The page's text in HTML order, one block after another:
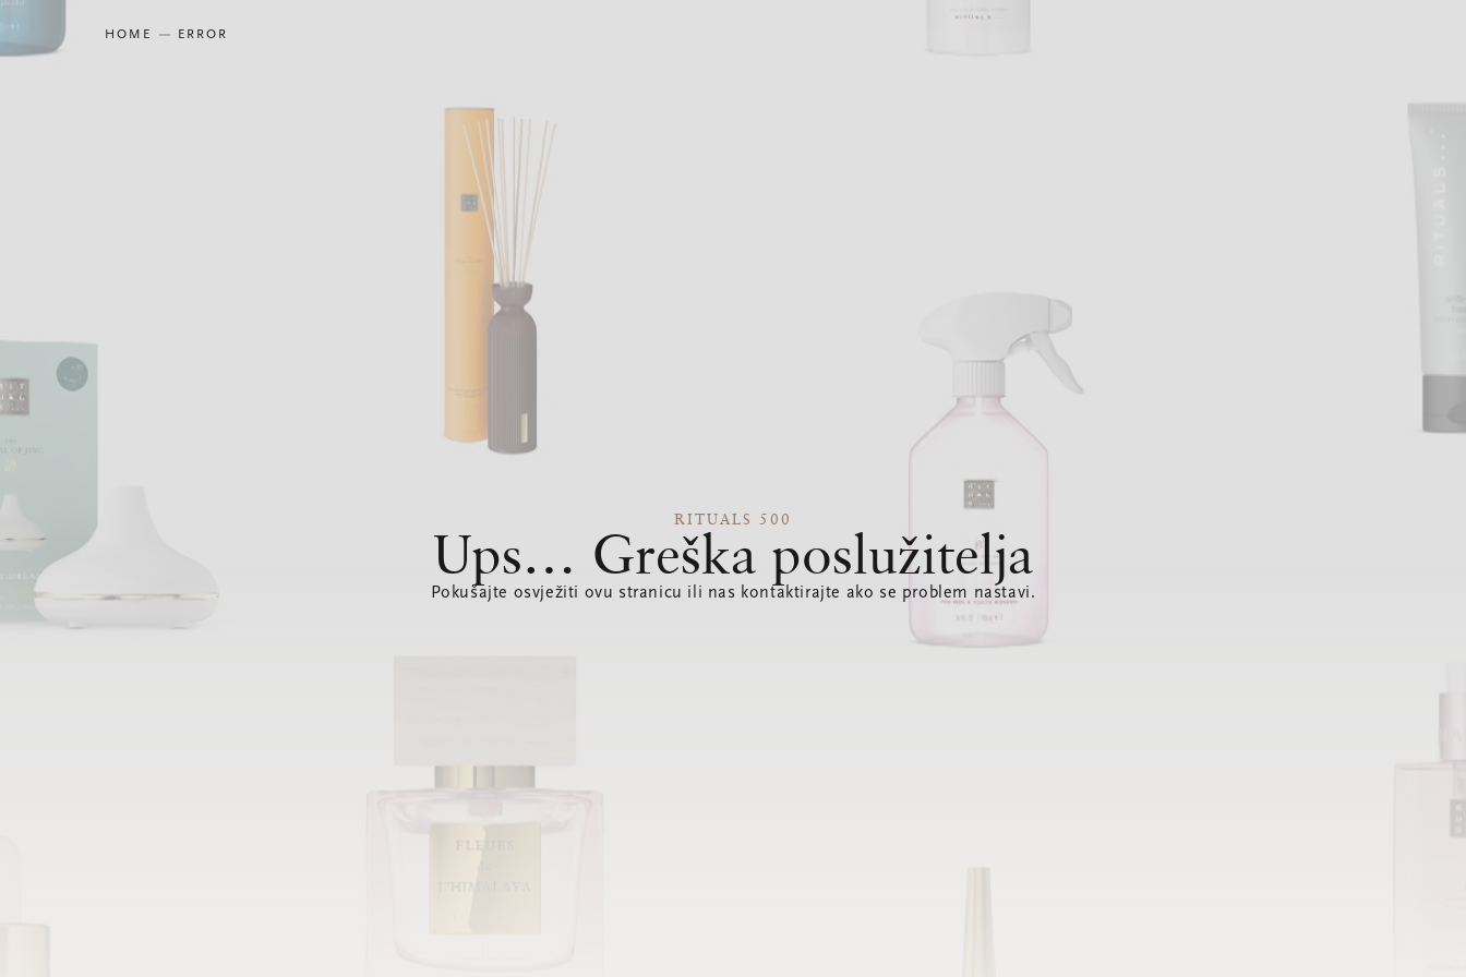
HOME ERROR
RITUALS 500
Ups… Greška poslužitelja
Pokušajte osvježiti ovu stranicu ili nas kontaktirajte ako se problem nastavi.